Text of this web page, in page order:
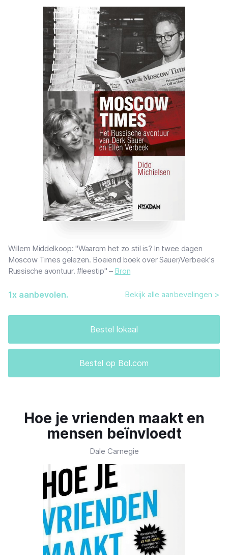
Willem Middelkoop: "Waarom het zo stil is? In twee dagen
Moscow Times gelezen. Boeiend boek over Sauer/Verbeek's
Russische avontuur. #leestip" – Bron
Bestel lokaal
Bestel op Bol.com
1x aanbevolen. Bekijk alle aanbevelingen >
Hoe je vrienden maakt en
mensen beïnvloedt
Dale Carnegie